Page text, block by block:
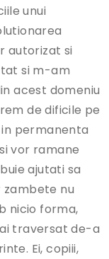
unui
autorizat si
si m-am
acest domeniu
de dificile pe
permanenta
vor ramane
ajutati sa
zambete nu
nicio forma,
traversat de-a
Ei, copiii,